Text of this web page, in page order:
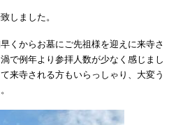
しました。
くからお墓にご先祖様を迎えに来寺さ
で例年より参拝人数が少なく感じまし
来寺される方もいらっしゃり、大変う